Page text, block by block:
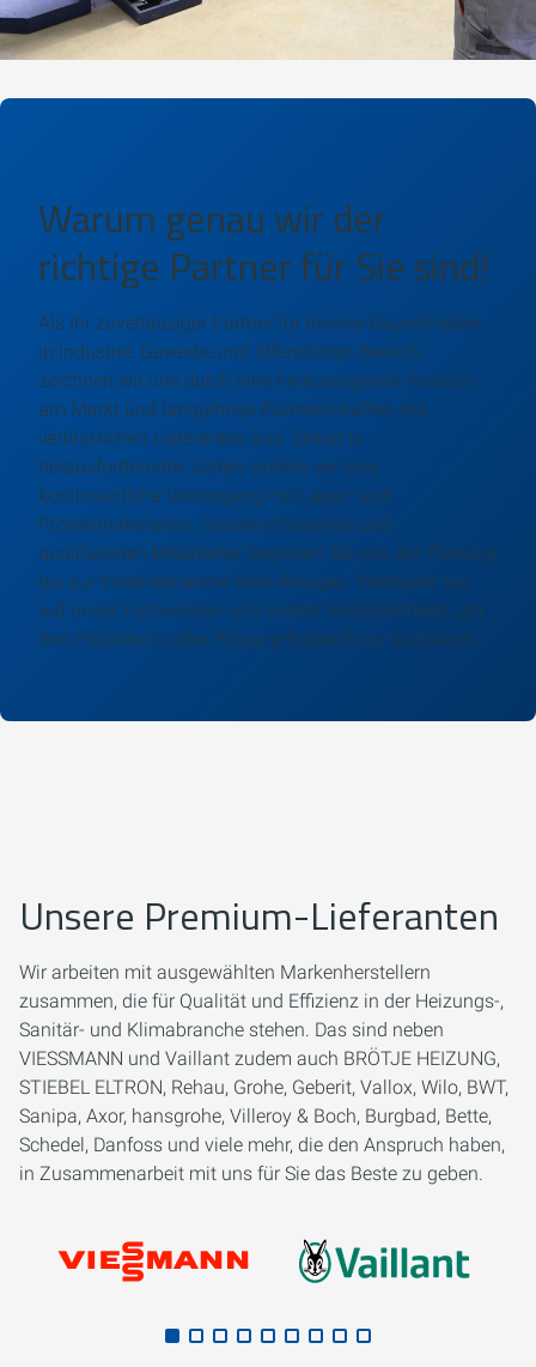
Warum genau wir der
richtige Partner für Sie sind!
Als Ihr zuverlässiger Partner für diverse Bauvorhaben
in Industrie, Gewerbe und öffentlichen Bereich,
zeichnen wir uns durch eine herausragende Position
am Markt und langjährige Partnerschaften mit
verlässlichen Lieferanten aus. Selbst in
herausfordernden Zeiten sichern wir eine
kontinuierliche Versorgung mit Lager- und
Projektmaterialien. Unsere erfahrenen und
qualifizierten MItarbeiter begleiten Sie von der Planung
bis zur Inbetriebnahme Ihrer Anlagen. Vertrauen Sie
auf unser Fachwissen und unsere Verlässlichkeit, um
Ihre Projekte in jeder Phase erfolgreich zu realisieren.
Unsere Premium-Lieferanten
Wir arbeiten mit ausgewählten Markenherstellern
zusammen, die für Qualität und Effizienz in der Heizungs-,
Sanitär- und Klimabranche stehen. Das sind neben
VIESSMANN und Vaillant zudem auch BRÖTJE HEIZUNG,
STIEBEL ELTRON, Rehau, Grohe, Geberit, Vallox, Wilo, BWT,
Sanipa, Axor, hansgrohe, Villeroy & Boch, Burgbad, Bette,
Schedel, Danfoss und viele mehr, die den Anspruch haben,
in Zusammenarbeit mit uns für Sie das Beste zu geben.